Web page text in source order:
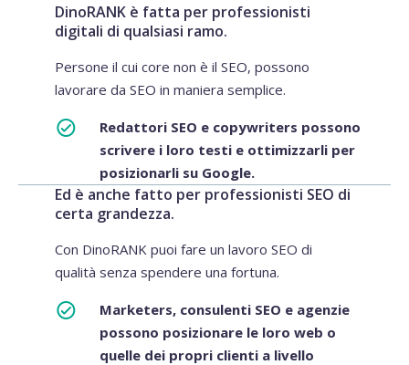
DinoRANK è fatta per professionisti
digitali di qualsiasi ramo.
Persone il cui core non è il SEO, possono
lavorare da SEO in maniera semplice.
Redattori SEO e copywriters possono
scrivere i loro testi e ottimizzarli per
posizionarli su Google.
Ed è anche fatto per professionisti SEO di
certa grandezza.
Con DinoRANK puoi fare un lavoro SEO di
qualità senza spendere una fortuna.
Marketers, consulenti SEO e agenzie
possono posizionare le loro web o
quelle dei propri clienti a livello